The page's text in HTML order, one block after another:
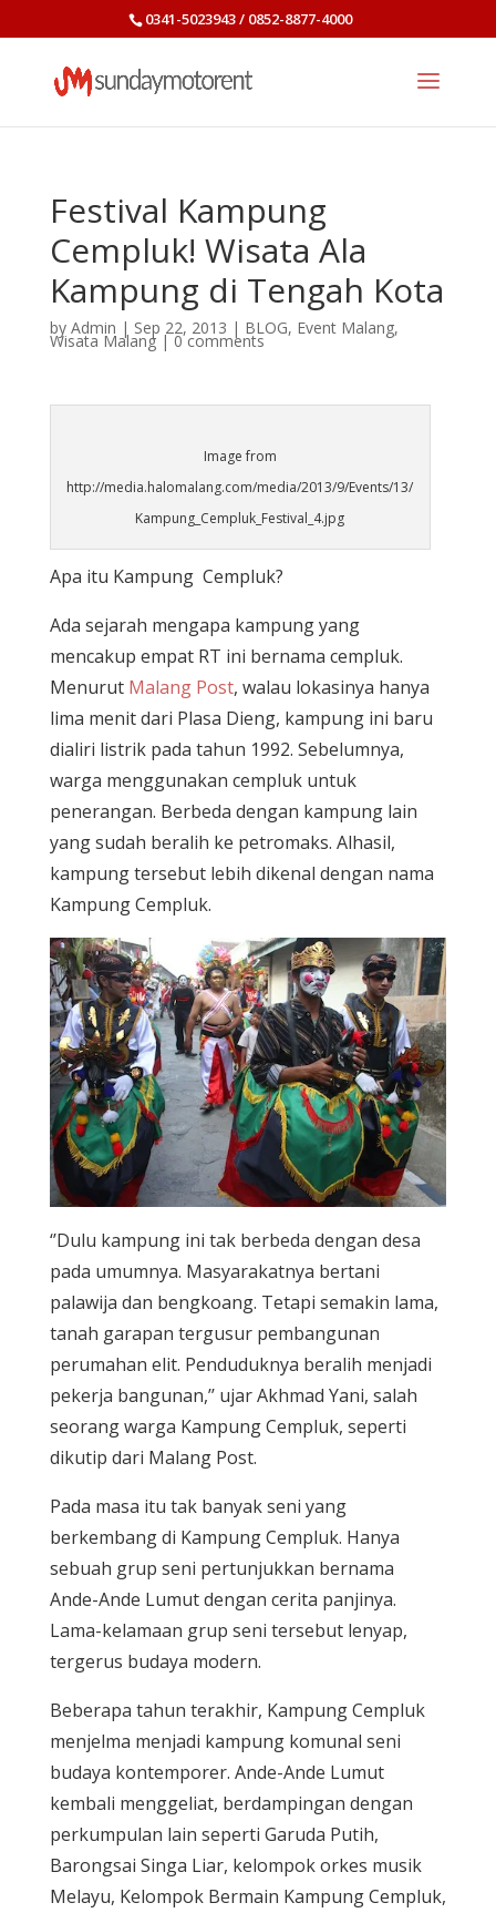
0341-5023943 / 0852-8877-4000
Festival Kampung
Cempluk! Wisata Ala
Kampung di Tengah Kota
by Admin | Sep 22, 2013 | BLOG, Event Malang,
Wisata Malang|0 comments
Image from
http://media.halomalang.com/media/2013/9/Events/13/
Kampung_Cempluk_Festival_4.jpg
Apa itu Kampung Cempluk?
Ada sejarah mengapa kampung yang
mencakup empat RT ini bernama cempluk.
Menurut Malang Post, walau lokasinya hanya
lima menit dari Plasa Dieng, kampung ini baru
dialiri listrik pada tahun 1992. Sebelumnya,
warga menggunakan cempluk untuk
penerangan. Berbeda dengan kampung lain
yang sudah beralih ke petromaks. Alhasil,
kampung tersebut lebih dikenal dengan nama
Kampung Cempluk.
‘’Dulu kampung ini tak berbeda dengan desa
pada umumnya. Masyarakatnya bertani
palawija dan bengkoang. Tetapi semakin lama,
tanah garapan tergusur pembangunan
perumahan elit. Penduduknya beralih menjadi
pekerja bangunan,’’ ujar Akhmad Yani, salah
seorang warga Kampung Cempluk, seperti
dikutip dari Malang Post.
Pada masa itu tak banyak seni yang
berkembang di Kampung Cempluk. Hanya
sebuah grup seni pertunjukkan bernama
Ande-Ande Lumut dengan cerita panjinya.
Lama-kelamaan grup seni tersebut lenyap,
tergerus budaya modern.
Beberapa tahun terakhir, Kampung Cempluk
menjelma menjadi kampung komunal seni
budaya kontemporer. Ande-Ande Lumut
kembali menggeliat, berdampingan dengan
perkumpulan lain seperti Garuda Putih,
Barongsai Singa Liar, kelompok orkes musik
Melayu, Kelompok Bermain Kampung Cempluk,